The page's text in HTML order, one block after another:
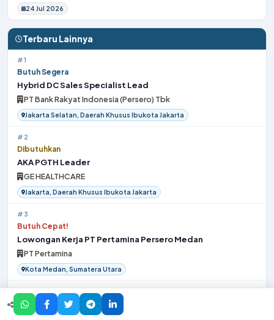
24 Jul 2026
Terbaru Lainnya
#1
Butuh Segera
Hybrid DC Sales Specialist Lead
PT Bank Rakyat Indonesia (Persero) Tbk
Jakarta Selatan, Daerah Khusus Ibukota Jakarta
#2
Dibutuhkan
AKA PGTH Leader
GE HEALTHCARE
Jakarta, Daerah Khusus Ibukota Jakarta
#3
Butuh Cepat!
Lowongan Kerja PT Pertamina Persero Medan
PT Pertamina
Kota Medan, Sumatera Utara
#4
Butuh Segera
AEO Administrator